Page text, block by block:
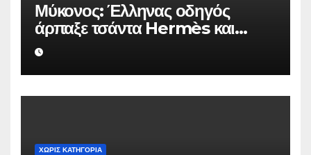
Μύκονος: Έλληνας οδηγός
άρπαξε τσάντα Hermès και
Rolex αξίας 75.000 ευρώ από
Ουκρανό τουρίστα
ΧΩΡΊΣ ΚΑΤΗΓΟΡΊΑ